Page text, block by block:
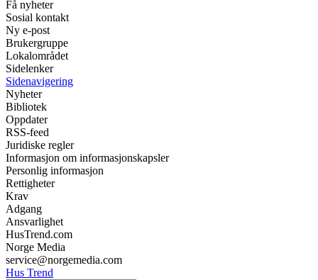
Få nyheter
Sosial kontakt
Ny e-post
Brukergruppe
Lokalområdet
Sidelenker
Sidenavigering
Nyheter
Bibliotek
Oppdater
RSS-feed
Juridiske regler
Informasjon om informasjonskapsler
Personlig informasjon
Rettigheter
Krav
Adgang
Ansvarlighet
HusTrend.com
Norge Media
service@norgemedia.com
Hus Trend